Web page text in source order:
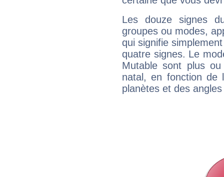
Les douze signes
groupes ou modes,
qui signifie
quatre signes. Le
Mutable sont plus
natal, en fonction de
planètes et des